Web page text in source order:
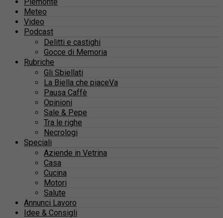
Meteo
Video
Podcast
Delitti e castighi
Gocce di Memoria
Rubriche
Gli Sbiellati
La Biella che piaceVa
Pausa Caffè
Opinioni
Sale & Pepe
Tra le righe
Necrologi
Speciali
Aziende in Vetrina
Casa
Cucina
Motori
Salute
Annunci Lavoro
Idee & Consigli